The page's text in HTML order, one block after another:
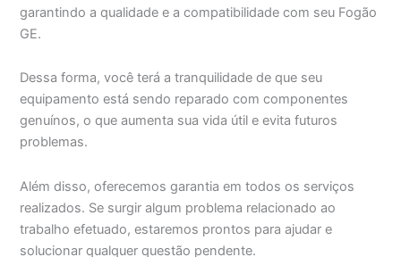
garantindo a qualidade e a compatibilidade com seu Fogão
GE.
Dessa forma, você terá a tranquilidade de que seu
equipamento está sendo reparado com componentes
genuínos, o que aumenta sua vida útil e evita futuros
problemas.
Além disso, oferecemos garantia em todos os serviços
realizados. Se surgir algum problema relacionado ao
trabalho efetuado, estaremos prontos para ajudar e
solucionar qualquer questão pendente.